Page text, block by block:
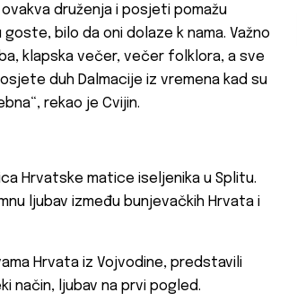
druženja i posjeti pomažu
bilo da oni dolaze k nama. Važno
klapska večer, večer folklora, a sve
duh Dalmacije iz vremena kad su
rekao je Cvijin.
Hrvatske matice iseljenika u Splitu.
ljubav između bunjevačkih Hrvata i
Hrvata iz Vojvodine, predstavili
način, ljubav na prvi pogled.